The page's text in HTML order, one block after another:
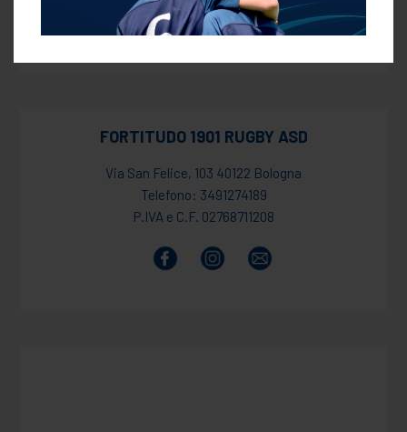
FORTITUDO 1901 RUGBY ASD
Via San Felice, 103 40122 Bologna
Telefono: 3491274189
P.IVA e C.F. 02768711208